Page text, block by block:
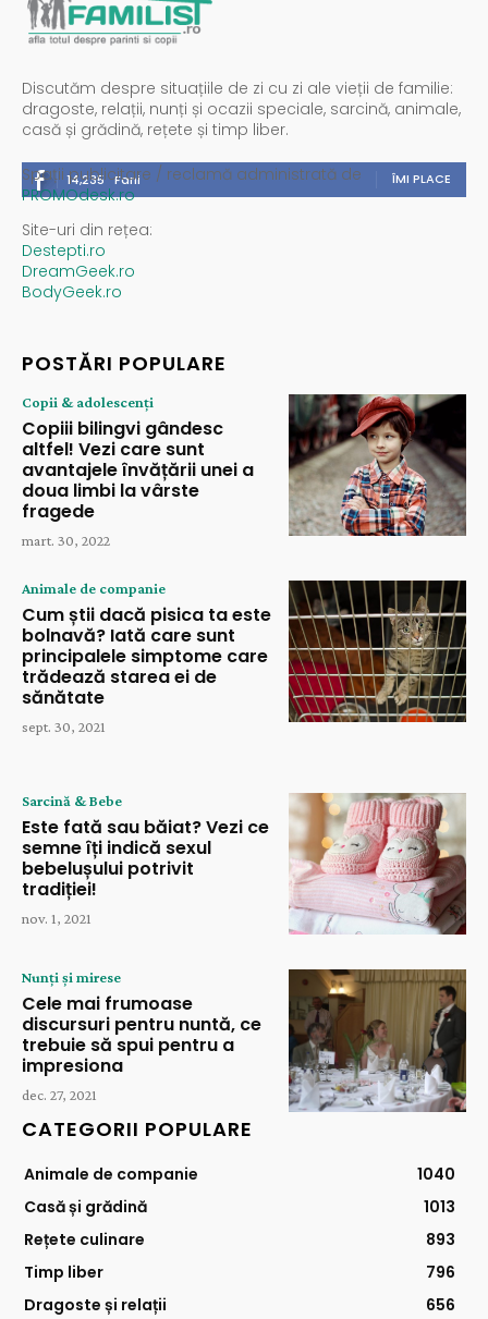
Discutăm despre situațiile de zi cu zi ale vieții de familie:
dragoste, relații, nunți și ocazii speciale, sarcină, animale,
casă și grădină, rețete și timp liber.
14,235 Fani ÎMI PLACE
Spații publicitare / reclamă administrată de
PROMOdesk.ro
Site-uri din rețea:
Destepti.ro
DreamGeek.ro
BodyGeek.ro
POSTĂRI POPULARE
Copii & adolescenți
Copiii bilingvi gândesc
altfel! Vezi care sunt
avantajele învățării unei a
doua limbi la vârste
fragede
mart. 30, 2022
Animale de companie
Cum știi dacă pisica ta este
bolnavă? Iată care sunt
principalele simptome care
trădează starea ei de
sănătate
sept. 30, 2021
Sarcină & Bebe
Este fată sau băiat? Vezi ce
semne îți indică sexul
bebelușului potrivit
tradiției!
nov. 1, 2021
Nunți și mirese
Cele mai frumoase
discursuri pentru nuntă, ce
trebuie să spui pentru a
impresiona
dec. 27, 2021
CATEGORII POPULARE
Animale de companie
1040
Casă și grădină
1013
Rețete culinare
893
Timp liber
796
Dragoste și relații
656